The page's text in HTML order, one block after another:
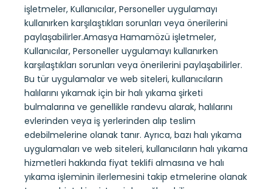
işletmeler, Kullanıcılar, Personeller uygulamayı
kullanırken karşılaştıkları sorunları veya önerilerini
paylaşabilirler.Amasya Hamamözü işletmeler,
Kullanıcılar, Personeller uygulamayı kullanırken
karşılaştıkları sorunları veya önerilerini paylaşabilirler.
Bu tür uygulamalar ve web siteleri, kullanıcıların
halılarını yıkamak için bir halı yıkama şirketi
bulmalarına ve genellikle randevu alarak, halılarını
evlerinden veya iş yerlerinden alıp teslim
edebilmelerine olanak tanır. Ayrıca, bazı halı yıkama
uygulamaları ve web siteleri, kullanıcıların halı yıkama
hizmetleri hakkında fiyat teklifi almasına ve halı
yıkama işleminin ilerlemesini takip etmelerine olanak